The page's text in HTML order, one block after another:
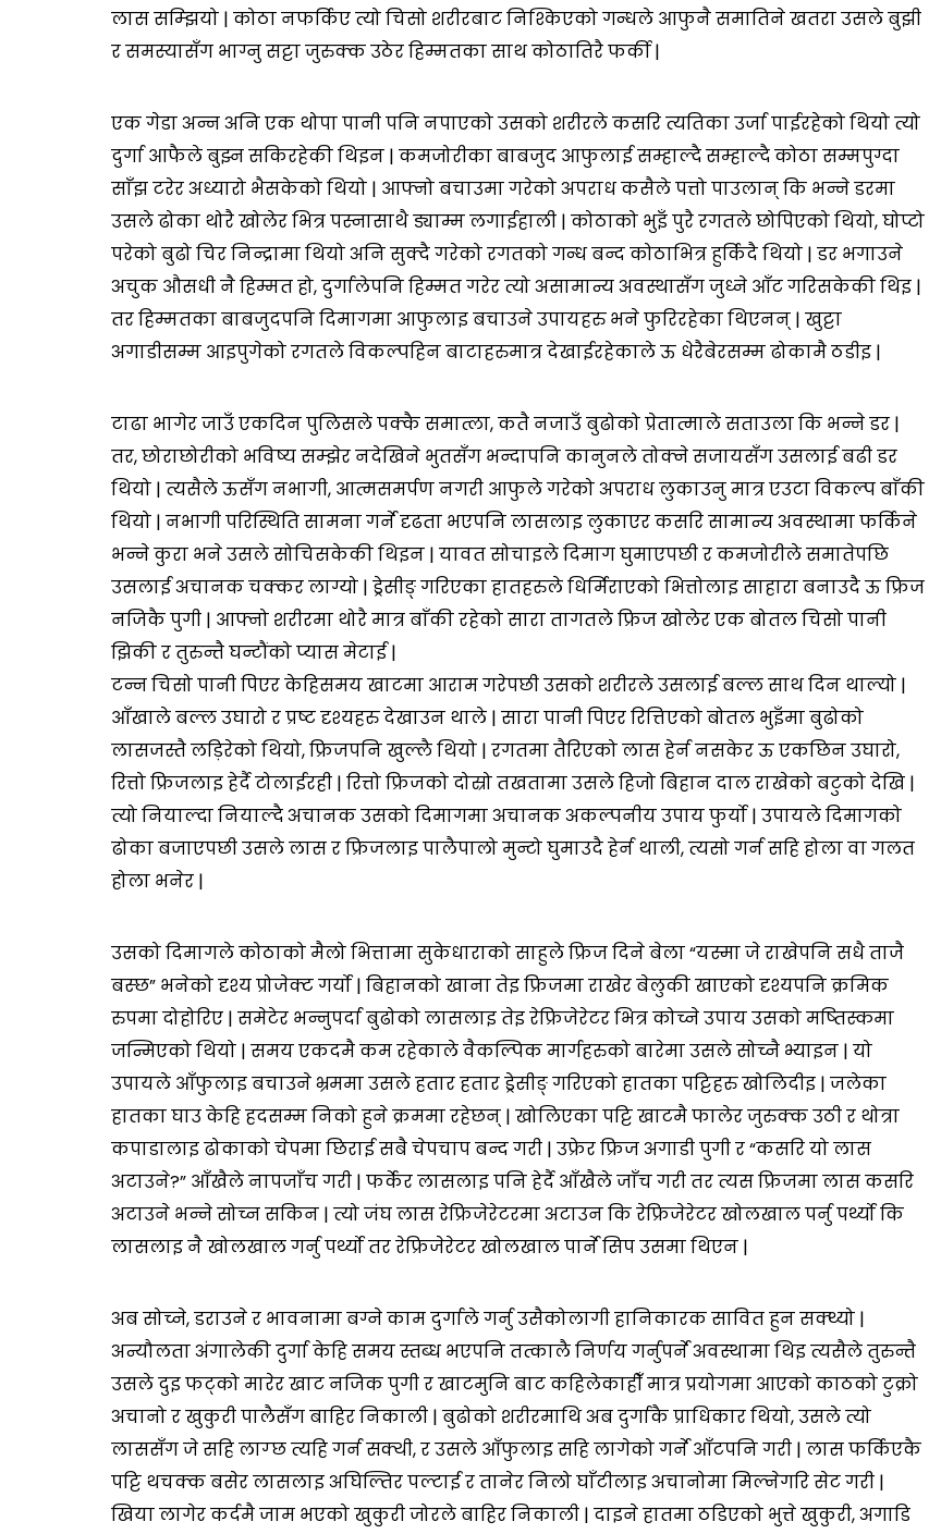
लास सम्झियो | कोठा नफर्किए त्यो चिसो शरीरबाट निश्किएको गन्धले आफुनै समातिने खतरा उसले बुझी
र समस्यासँग भाग्नु सट्टा जुरुक्क उठेर हिम्मतका साथ कोठातिरै फर्की |
एक गेडा अन्न अनि एक थोपा पानी पनि नपाएको उसको शरीरले कसरि त्यतिका उर्जा पाईरहेको थियो त्यो
दुर्गा आफैले बुझ्न सकिरहेकी थिइन | कमजोरीका बाबजुद आफुलाई सम्हाल्दै सम्हाल्दै कोठा सम्मपुग्दा
साँझ टरेर अध्यारो भैसकेको थियो | आफ्नो बचाउमा गरेको अपराध कसैले पत्तो पाउलान् कि भन्ने डरमा
उसले ढोका थोरै खोलेर भित्र पस्नासाथै ड्याम्म लगाईहाली | कोठाको भुइँ पुरै रगतले छोपिएको थियो, घोप्टो
परेको बुढो चिर निन्द्रामा थियो अनि सुक्दै गरेको रगतको गन्ध बन्द कोठाभित्र हुर्किदै थियो | डर भगाउने
अचुक औसधी नै हिम्मत हो, दुर्गालेपनि हिम्मत गरेर त्यो असामान्य अवस्थासँग जुध्ने आँट गरिसकेकी थिइ |
तर हिम्मतका बाबजुदपनि दिमागमा आफुलाइ बचाउने उपायहरु भने फुरिरहेका थिएनन् | खुट्टा
अगाडीसम्म आइपुगेको रगतले विकल्पहिन बाटाहरुमात्र देखाईरहेकाले ऊ धेरैबेरसम्म ढोकामै ठडीइ |
टाढा भागेर जाउँ एकदिन पुलिसले पक्कै समात्ला, कतै नजाउँ बुढोको प्रेतात्माले सताउला कि भन्ने डर |
तर, छोराछोरीको भविष्य सम्झेर नदेखिने भुतसँग भन्दापनि कानुनले तोक्ने सजायसँग उसलाई बढी डर
थियो | त्यसैले ऊसँग नभागी, आत्मसमर्पण नगरी आफुले गरेको अपराध लुकाउनु मात्र एउटा विकल्प बाँकी
थियो | नभागी परिस्थिति सामना गर्ने दृढता भएपनि लासलाइ लुकाएर कसरि सामान्य अवस्थामा फर्किने
भन्ने कुरा भने उसले सोचिसकेकी थिइन | यावत सोचाइले दिमाग घुमाएपछी र कमजोरीले समातेपछि
उसलाई अचानक चक्कर लाग्यो | ड्रेसीङ् गरिएका हातहरुले धिर्मिराएको भित्तोलाइ साहारा बनाउदै ऊ फ्रिज
नजिकै पुगी | आफ्नो शरीरमा थोरै मात्र बाँकी रहेको सारा तागतले फ्रिज खोलेर एक बोतल चिसो पानी
झिकी र तुरुन्तै घन्टौंको प्यास मेटाई |
टन्न चिसो पानी पिएर केहिसमय खाटमा आराम गरेपछी उसको शरीरले उसलाई बल्ल साथ दिन थाल्यो |
आँखाले बल्ल उघारो र प्रष्ट दृश्यहरु देखाउन थाले | सारा पानी पिएर रित्तिएको बोतल भुइँमा बुढोको
लासजस्तै लड़िरेको थियो, फ्रिजपनि खुल्लै थियो | रगतमा तैरिएको लास हेर्न नसकेर ऊ एकछिन उघारो,
रित्तो फ्रिजलाइ हेर्दै टोलाईरही | रित्तो फ्रिजको दोस्रो तखतामा उसले हिजो बिहान दाल राखेको बटुको देखि |
त्यो नियाल्दा नियाल्दै अचानक उसको दिमागमा अचानक अकल्पनीय उपाय फुर्यो | उपायले दिमागको
ढोका बजाएपछी उसले लास र फ्रिजलाइ पालैपालो मुन्टो घुमाउदै हेर्न थाली, त्यसो गर्न सहि होला वा गलत
होला भनेर |
उसको दिमागले कोठाको मैलो भित्तामा सुकेधाराको साहुले फ्रिज दिने बेला “यस्मा जे राखेपनि सधै ताजै
बस्छ” भनेको दृश्य प्रोजेक्ट गर्यो | बिहानको खाना तेइ फ्रिजमा राखेर बेलुकी खाएको दृश्यपनि क्रमिक
रुपमा दोहोरिए | समेटेर भन्नुपर्दा बुढोको लासलाइ तेइ रेफ्रिजेरेटर भित्र कोच्ने उपाय उसको मष्तिस्कमा
जन्मिएको थियो | समय एकदमै कम रहेकाले वैकल्पिक मार्गहरुको बारेमा उसले सोच्नै भ्याइन | यो
उपायले आँफुलाइ बचाउने भ्रममा उसले हतार हतार ड्रेसीङ् गरिएको हातका पट्टिहरु खोलिदीइ | जलेका
हातका घाउ केहि हदसम्म निको हुने क्रममा रहेछन् | खोलिएका पट्टि खाटमै फालेर जुरुक्क उठी र थोत्रा
कपाडालाइ ढोकाको चेपमा छिराई सबै चेपचाप बन्द गरी | उफ्रेर फ्रिज अगाडी पुगी र “कसरि यो लास
अटाउने?” आँखैले नापजाँच गरी | फर्केर लासलाइ पनि हेर्दै आँखैले जाँच गरी तर त्यस फ्रिजमा लास कसरि
अटाउने भन्ने सोच्न सकिन | त्यो जंघ लास रेफ्रिजेरेटरमा अटाउन कि रेफ्रिजेरेटर खोलखाल पर्नु पर्थ्यो कि
लासलाइ नै खोलखाल गर्नु पर्थ्यो तर रेफ्रिजेरेटर खोलखाल पार्ने सिप उसमा थिएन |
अब सोच्ने, डराउने र भावनामा बग्ने काम दुर्गाले गर्नु उसैकोलागी हानिकारक सावित हुन सक्थ्यो |
अन्यौलता अंगालेकी दुर्गा केहि समय स्तब्ध भएपनि तत्कालै निर्णय गर्नुपर्ने अवस्थामा थिइ त्यसैले तुरुन्तै
उसले दुइ फट्को मारेर खाट नजिक पुगी र खाटमुनि बाट कहिलेकाहीँ मात्र प्रयोगमा आएको काठको टुक्रो
अचानो र खुकुरी पालैसँग बाहिर निकाली | बुढोको शरीरमाथि अब दुर्गाकै प्राधिकार थियो, उसले त्यो
लाससँग जे सहि लाग्छ त्यहि गर्न सक्थी, र उसले आँफुलाइ सहि लागेको गर्ने आँटपनि गरी | लास फर्किएकै
पट्टि थचक्क बसेर लासलाइ अघिल्तिर पल्टाई र तानेर निलो घाँटीलाइ अचानोमा मिल्नेगरि सेट गरी |
खिया लागेर कर्दमै जाम भएको खुकुरी जोरले बाहिर निकाली | दाइने हातमा ठडिएको भुत्ते खुकुरी, अगाडि